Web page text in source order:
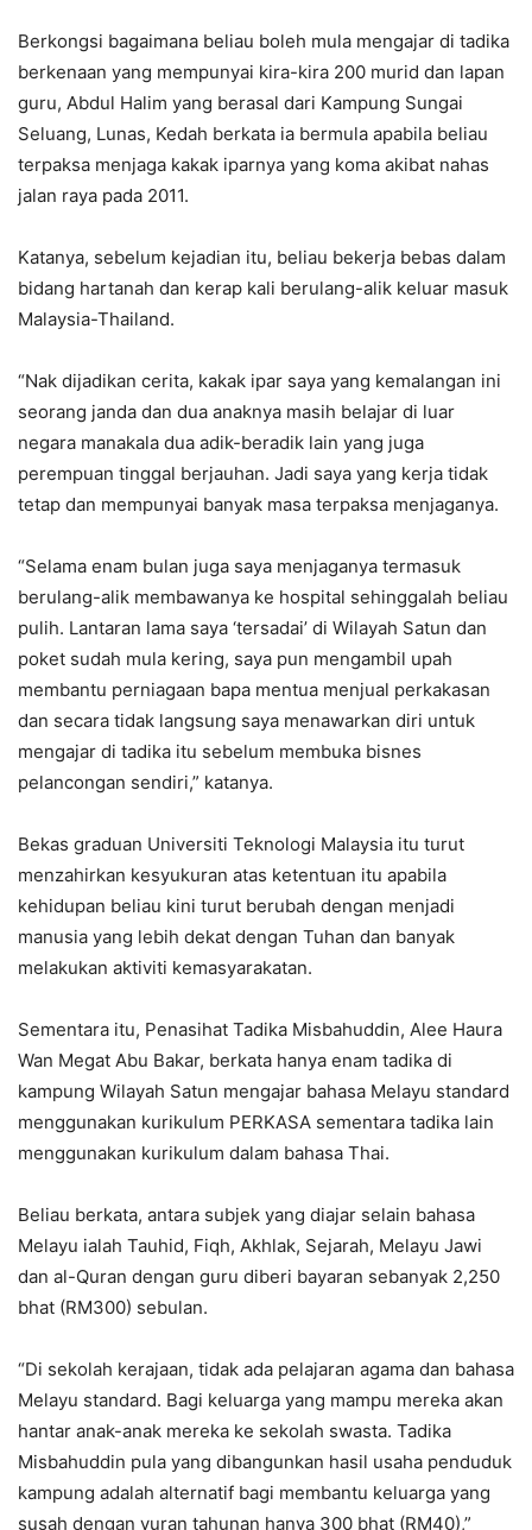
Berkongsi bagaimana beliau boleh mula mengajar di tadika
berkenaan yang mempunyai kira-kira 200 murid dan lapan
guru, Abdul Halim yang berasal dari Kampung Sungai
Seluang, Lunas, Kedah berkata ia bermula apabila beliau
terpaksa menjaga kakak iparnya yang koma akibat nahas
jalan raya pada 2011.
Katanya, sebelum kejadian itu, beliau bekerja bebas dalam
bidang hartanah dan kerap kali berulang-alik keluar masuk
Malaysia-Thailand.
“Nak dijadikan cerita, kakak ipar saya yang kemalangan ini
seorang janda dan dua anaknya masih belajar di luar
negara manakala dua adik-beradik lain yang juga
perempuan tinggal berjauhan. Jadi saya yang kerja tidak
tetap dan mempunyai banyak masa terpaksa menjaganya.
“Selama enam bulan juga saya menjaganya termasuk
berulang-alik membawanya ke hospital sehinggalah beliau
pulih. Lantaran lama saya ‘tersadai’ di Wilayah Satun dan
poket sudah mula kering, saya pun mengambil upah
membantu perniagaan bapa mentua menjual perkakasan
dan secara tidak langsung saya menawarkan diri untuk
mengajar di tadika itu sebelum membuka bisnes
pelancongan sendiri,” katanya.
Bekas graduan Universiti Teknologi Malaysia itu turut
menzahirkan kesyukuran atas ketentuan itu apabila
kehidupan beliau kini turut berubah dengan menjadi
manusia yang lebih dekat dengan Tuhan dan banyak
melakukan aktiviti kemasyarakatan.
Sementara itu, Penasihat Tadika Misbahuddin, Alee Haura
Wan Megat Abu Bakar, berkata hanya enam tadika di
kampung Wilayah Satun mengajar bahasa Melayu standard
menggunakan kurikulum PERKASA sementara tadika lain
menggunakan kurikulum dalam bahasa Thai.
Beliau berkata, antara subjek yang diajar selain bahasa
Melayu ialah Tauhid, Fiqh, Akhlak, Sejarah, Melayu Jawi
dan al-Quran dengan guru diberi bayaran sebanyak 2,250
bhat (RM300) sebulan.
“Di sekolah kerajaan, tidak ada pelajaran agama dan bahasa
Melayu standard. Bagi keluarga yang mampu mereka akan
hantar anak-anak mereka ke sekolah swasta. Tadika
Misbahuddin pula yang dibangunkan hasil usaha penduduk
kampung adalah alternatif bagi membantu keluarga yang
susah dengan yuran tahunan hanya 300 bhat (RM40),”